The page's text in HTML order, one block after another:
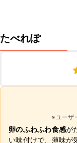
たべれぽ
※ユーザ
卵のふわふわ食感が
い味付けで、薄味が